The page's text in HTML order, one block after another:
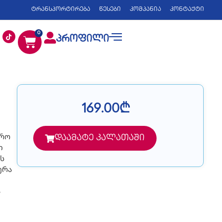
ტრანსპორტირება წესები კომპანია კონტაქტი
0
პროფილი
169.00₾
დაამატე კალათაში